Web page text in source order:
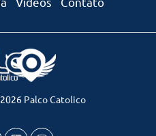
Palco Catolico